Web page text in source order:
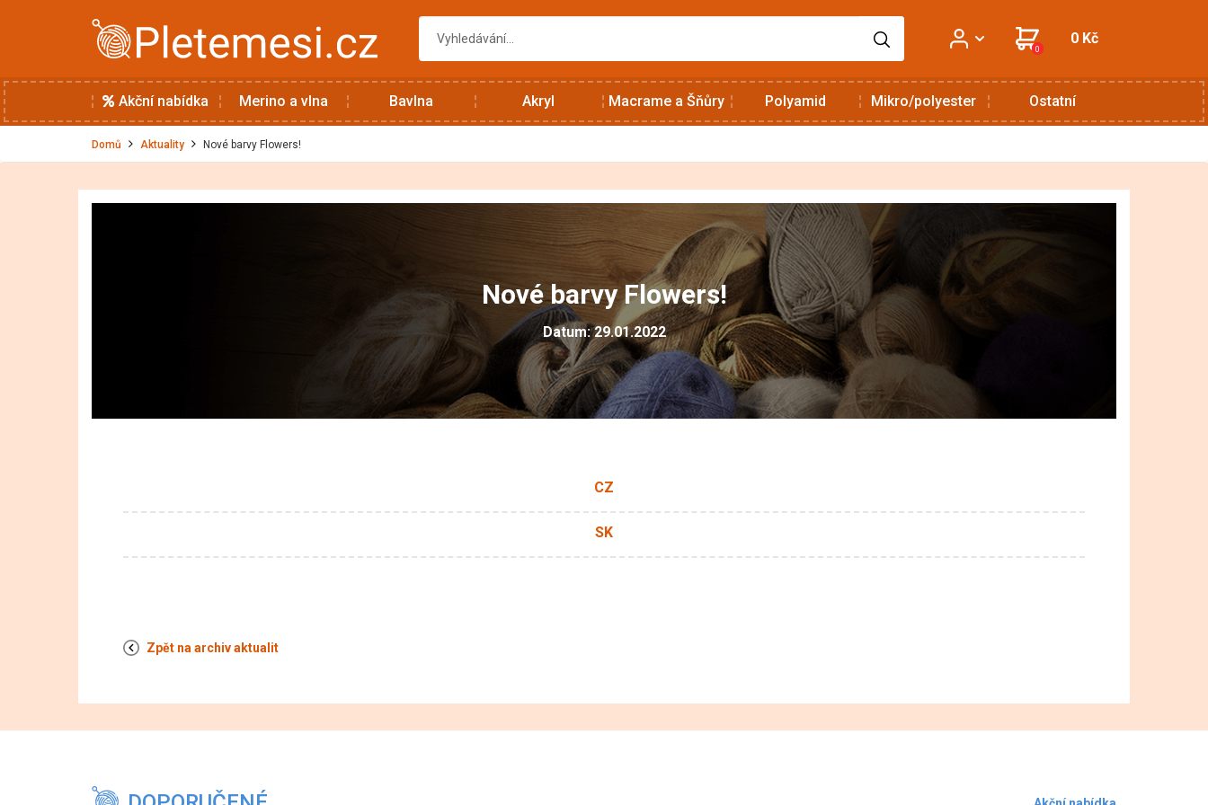
0
0 Kč
Akční nabídka Merino a vlna Bavlna Akryl Macrame a Šňůry Polyamid Mikro/polyester Ostatní
Domů Aktuality Nové barvy Flowers!
Nové barvy Flowers!
Datum: 29.01.2022
CZ
SK
Zpět na archiv aktualit